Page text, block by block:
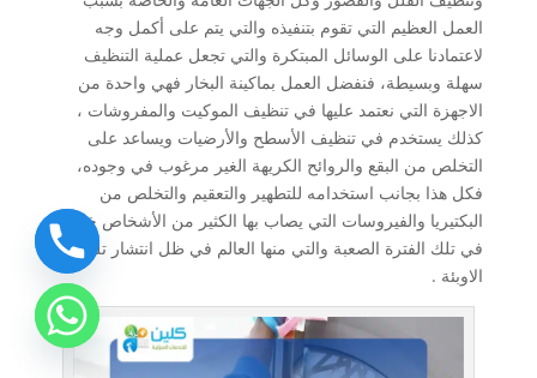
العمل العظيم التي تقوم بتنفيذه والتي يتم على أكمل وجه
لاعتمادنا على الوسائل المبتكرة والتي تجعل عملية التنظيف
سهلة وبسيطة، فنفضل العمل بماكينة البخار فهي واحدة من
الاجهزة التي نعتمد عليها في تنظيف الموكيت والمفروشات ،
كذلك يستخدم في تنظيف الأسطح والأرضيات ويساعد على
التخلص من البقع والروائح الكريهة الغير مرغوب في وجوده،
فكل هذا بجانب استخدامه للتطهير والتعقيم والتخلص من
البكتيريا والفيروسات التي يصاب بها الكثير من الأشخاص خاصة
في تلك الفترة الصعبة والتي منها العالم في ظل انتشار تلك
الاوبئة .